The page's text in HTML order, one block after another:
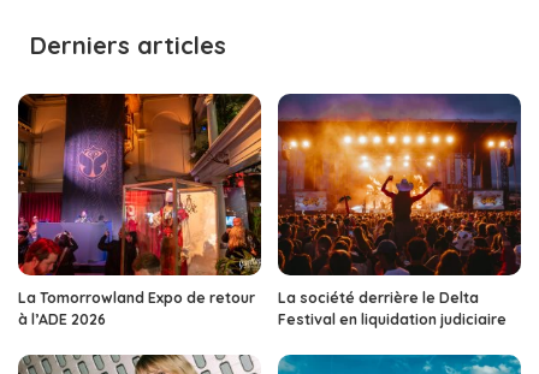
Derniers articles
La Tomorrowland Expo de retour
à l’ADE 2026
La société derrière le Delta
Festival en liquidation judiciaire